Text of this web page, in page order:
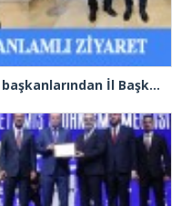
AK Parti’ye katılan ilçe belediye başkanlarından İl Başkanı Özdemir’e ziyaret